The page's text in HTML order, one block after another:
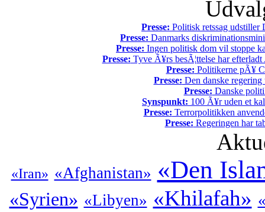
Presse: Politisk retssag udstiller
Presse: Danmarks
Presse: Ingen politisk dom vil stoppe
Presse: Tyve Ã¥rs besÃ¦ttelse har
Presse: Politikerne pÃ¥
Presse: Den danske
Presse: Danske
Synspunkt: 100 Ã¥r uden et
Presse: Terrorpolitikken
Presse: Regeringen har
«Iran» «Afghanistan» «Den
«Syrien» «Libyen» «Khilafah»